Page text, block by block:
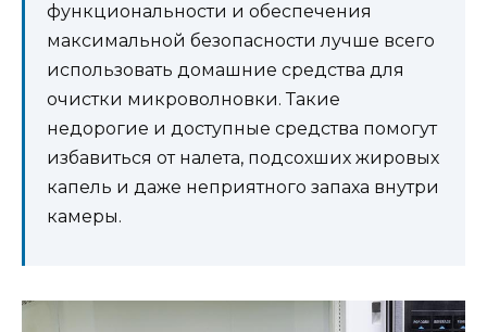
функциональности и обеспечения
максимальной безопасности лучше всего
использовать домашние средства для
очистки микроволновки. Такие
недорогие и доступные средства помогут
избавиться от налета, подсохших жировых
капель и даже неприятного запаха внутри
камеры.